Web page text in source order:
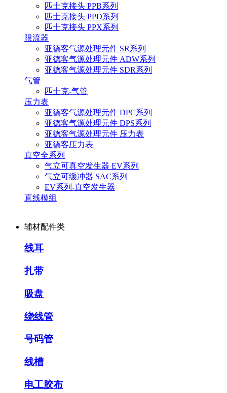
匹士克接头 PPB系列
匹士克接头 PPD系列
匹士克接头 PPX系列
限流器
亚德客气源处理元件 SR系列
亚德客气源处理元件 ADW系列
亚德客气源处理元件 SDR系列
气管
匹士克-气管
压力表
亚德客气源处理元件 DPC系列
亚德客气源处理元件 DPS系列
亚德客气源处理元件 压力表
亚德客压力表
真空全系列
气立可真空发生器 EV系列
气立可缓冲器 SAC系列
EV系列-真空发生器
直线模组
辅材配件类
线耳
扎带
吸盘
绕线管
号码管
线槽
电工胶布